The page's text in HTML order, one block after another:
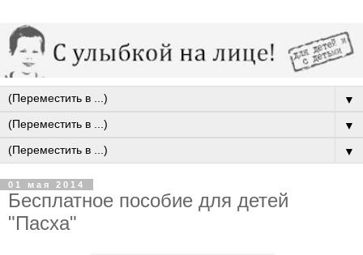
▼
▼
▼
01 мая 2014
Бесплатное пособие для детей
"Пасха"